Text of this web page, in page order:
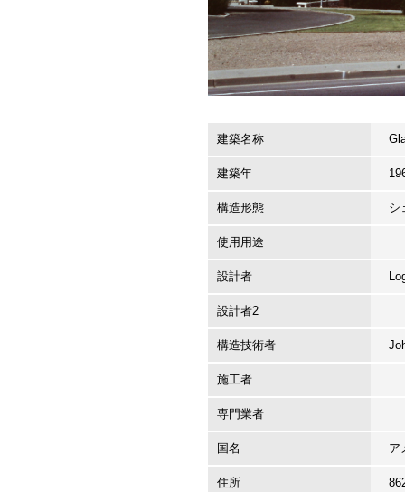
建築名称
建築年
構造形態 シ
使用用途
設計者
設計者2
構造技術者
施工者
専門業者
国名 ア
住所